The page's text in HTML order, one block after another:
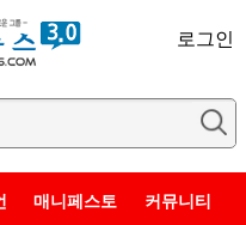
로그인
매니페스토 커뮤니티